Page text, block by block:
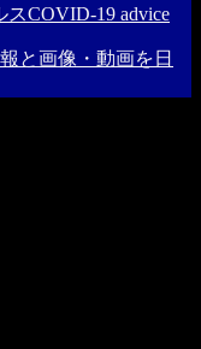
スCOVID-19 advice
と画像・動画を日